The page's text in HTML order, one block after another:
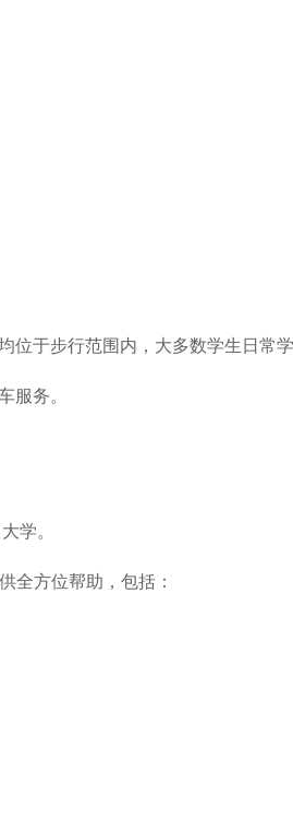
于步行范围内，大多数学生日常
务。
学。
全方位帮助，包括：